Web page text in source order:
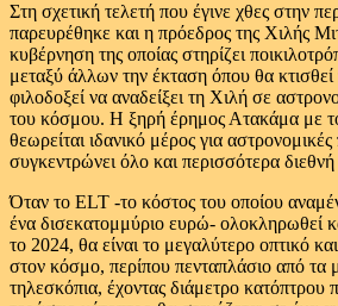
Στη σχετική τελετή που έγινε χθες στην
παρευρέθηκε και η πρόεδρος της Χιλής
κυβέρνηση της οποίας στηρίζει
μεταξύ άλλων την έκταση όπου θα
φιλοδοξεί να αναδείξει τη Χιλή σε
του κόσμου. Η ξηρή έρημος Ατακάμα με
θεωρείται ιδανικό μέρος για
συγκεντρώνει όλο και περισσότερα
Όταν το ELT -το κόστος του οποίου
ένα δισεκατομμύριο ευρώ- ολοκληρωθεί
το 2024, θα είναι το μεγαλύτερο οπτικό
στον κόσμο, περίπου πενταπλάσιο από τα
τηλεσκόπια, έχοντας διάμετρο